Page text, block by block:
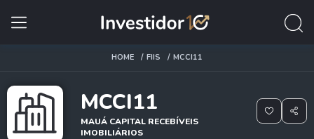
HOME FIIS MCCI11
MCCI11
MAUÁ CAPITAL RECEBÍVEIS
IMOBILIÁRIOS